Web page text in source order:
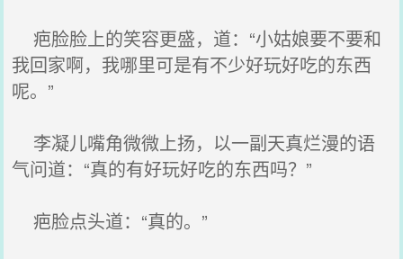
疤脸脸上的笑容更盛，道：“小姑娘要不要和
我回家啊，我哪里可是有不少好玩好吃的东西
呢。”
李凝儿嘴角微微上扬，以一副天真烂漫的语
气问道：“真的有好玩好吃的东西吗？”
疤脸点头道：“真的。”